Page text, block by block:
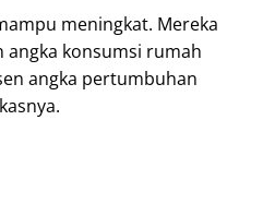
meningkat. Mereka
angka konsumsi rumah
angka pertumbuhan